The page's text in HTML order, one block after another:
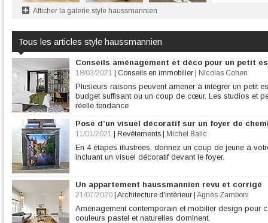
Afficher la galerie style haussmannien
Tous les articles style haussmannien
Conseils aménagement et déco pour un petit
18/03/2021 Conseils en immobilier Nicolas Cohen
Plusieurs raisons peuvent amener à intégrer un petit
budget suffisant ou un coup de cœur. Les studios et
réelle tendance
Pose d’un visuel décoratif sur un foyer de
11/01/2021 Revêtements Michel Balic
En 4 étapes illustrées, donnez un coup de jeune à
incluant un visuel décoratif devant le foyer.
Un appartement haussmannien revu et corrigé
21/07/2020 Architecture d'intérieur Agnès Zamboni
Aménagement contemporain et mobilier design pour
couleurs pastel et naturelles dominent.